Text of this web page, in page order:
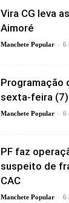
Vira CG leva
Aimoré
Manchete Popular - 6
Programação
sexta-feira (7)
Manchete Popular - 6
PF faz
suspeito de
CAC
Manchete Popular - 6